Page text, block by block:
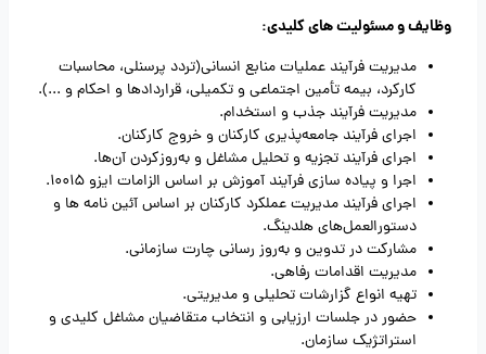
وظایف و مسئولیت های کلیدی:
مدیریت فرآیند عملیات منابع انسانی(تردد پرسنلی، محاسبات
کارکرد، بیمه تأمین اجتماعی و تکمیلی، قراردادها و احکام و ...).
مدیریت فرآیند جذب و استخدام.
اجرای فرآیند جامعه‌پذیری کارکنان و خروج کارکنان.
اجرای فرآیند تجزیه و تحلیل مشاغل و به‌روزکردن آن‌ها.
اجرا و پیاده سازی فرآیند آموزش بر اساس الزامات ایزو 10015.
اجرای فرآیند مدیریت عملکرد کارکنان بر اساس آئین نامه ها و
دستورالعمل‌های هلدینگ.
مشارکت در تدوین و به‌روز رسانی چارت سازمانی.
مدیریت اقدامات رفاهی.
تهیه انواع گزارشات تحلیلی و مدیریتی.
حضور در جلسات ارزیابی و انتخاب متقاضیان مشاغل کلیدی و
استراتژیک سازمان.